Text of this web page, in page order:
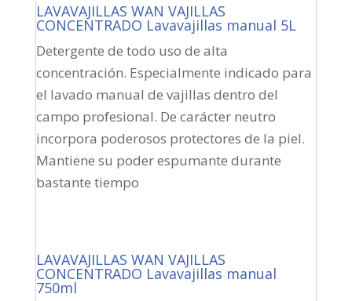
LAVAVAJILLAS WAN VAJILLAS
CONCENTRADO Lavavajillas manual 5L
Detergente de todo uso de alta
concentración. Especialmente indicado para
el lavado manual de vajillas dentro del
campo profesional. De carácter neutro
incorpora poderosos protectores de la piel.
Mantiene su poder espumante durante
bastante tiempo
LAVAVAJILLAS WAN VAJILLAS
CONCENTRADO Lavavajillas manual
750ml